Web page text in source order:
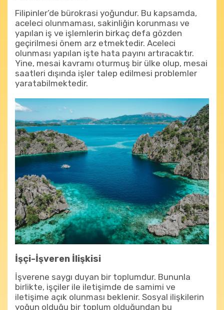
Filipinler’de bürokrasi yoğundur. Bu kapsamda,
aceleci olunmaması, sakinliğin korunması ve
yapılan iş ve işlemlerin birkaç defa gözden
geçirilmesi önem arz etmektedir. Aceleci
olunması yapılan işte hata payını artıracaktır.
Yine, mesai kavramı oturmuş bir ülke olup, mesai
saatleri dışında işler talep edilmesi problemler
yaratabilmektedir.
İşçi-İşveren İlişkisi
İşverene saygı duyan bir toplumdur. Bununla
birlikte, işçiler ile iletişimde de samimi ve
iletişime açık olunması beklenir. Sosyal ilişkilerin
yoğun olduğu bir toplum olduğundan bu